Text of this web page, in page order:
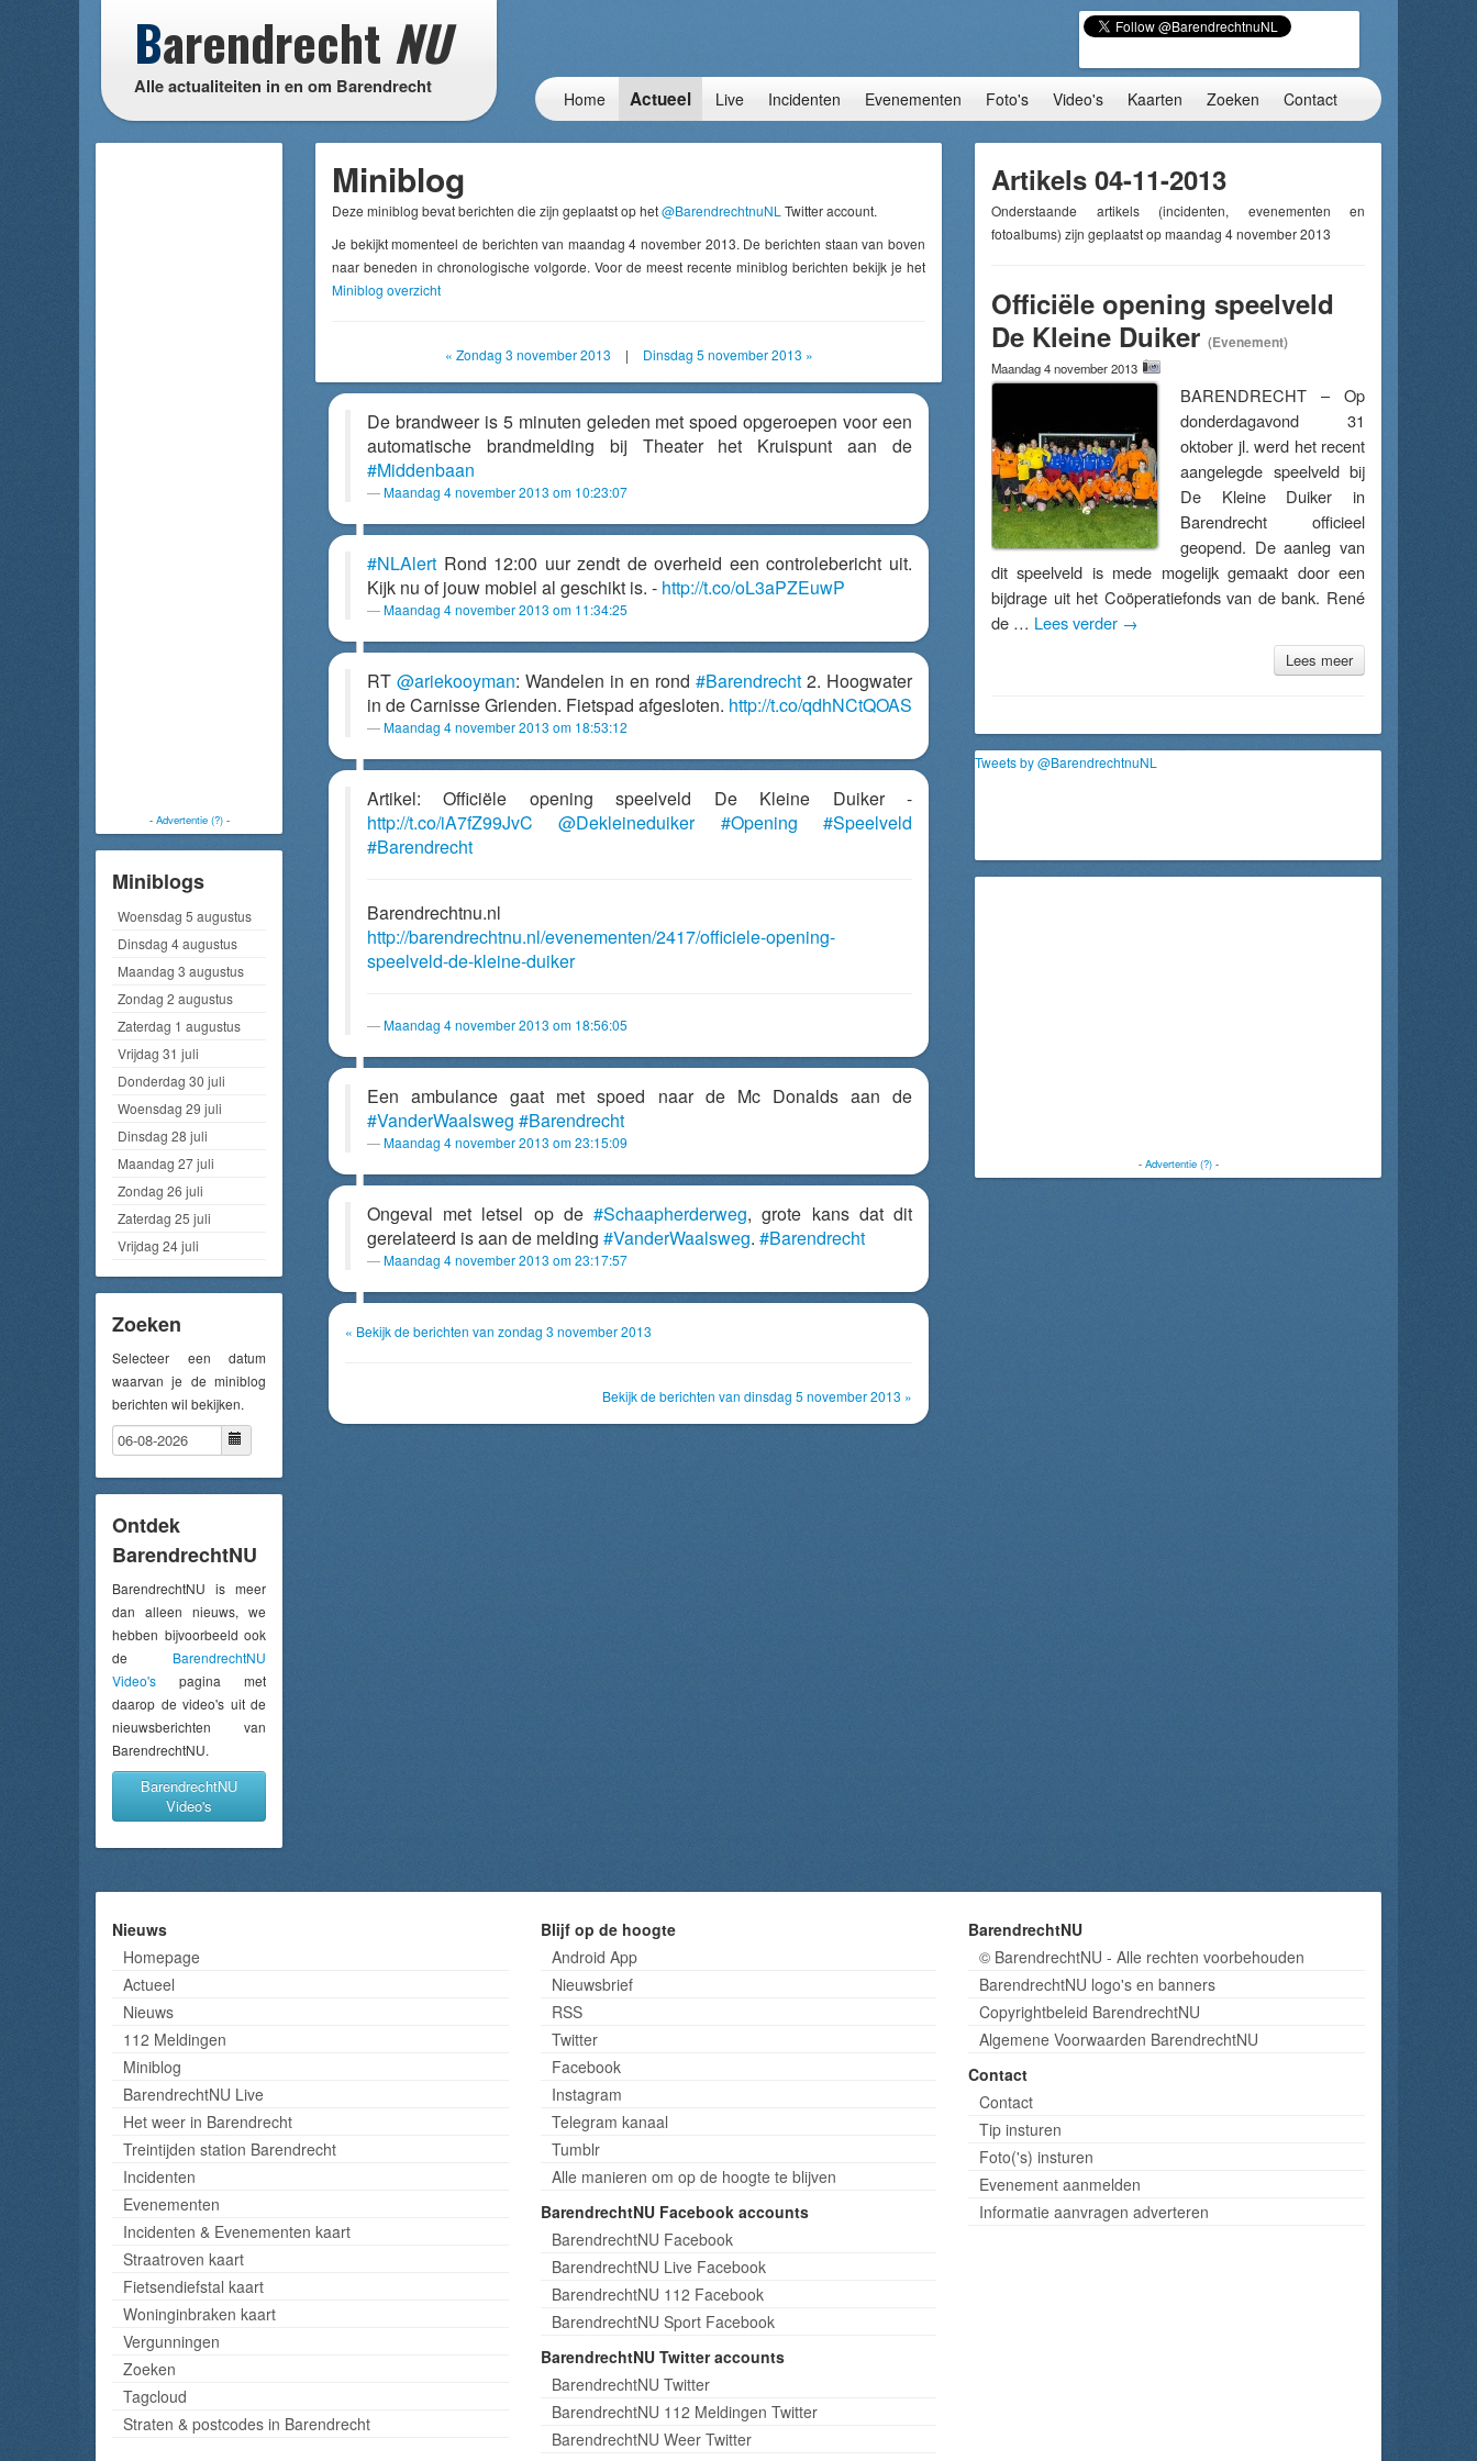
Barendrecht NU
Alle actualiteiten in en om Barendrecht
Home Actueel Live Incidenten Evenementen Foto's Video's Kaarten Zoeken Contact
- Advertentie (?)-
Miniblogs
Woensdag 5 augustus
Dinsdag 4 augustus
Maandag 3 augustus
Zondag 2 augustus
Zaterdag 1 augustus
Vrijdag 31 juli
Donderdag 30 juli
Woensdag 29 juli
Dinsdag 28 juli
Maandag 27 juli
Zondag 26 juli
Zaterdag 25 juli
Vrijdag 24 juli
Zoeken
Selecteer een datum
waarvan je de miniblog
berichten wil bekijken.
Ontdek
BarendrechtNU
BarendrechtNU is meer
dan alleen nieuws, we
hebben bijvoorbeeld ook
de BarendrechtNU
Video's pagina met
daarop de video's uit de
nieuwsberichten van
BarendrechtNU.
BarendrechtNU
Video's
Miniblog
Deze miniblog bevat berichten die zijn geplaatst op het@BarendrechtnuNL Twitter account.
Je bekijkt momenteel de berichten van maandag 4 november 2013. De berichten staan van boven
naar beneden in chronologische volgorde. Voor de meest recente miniblog berichten bekijk je het
Miniblog overzicht
« Zondag 3 november 2013 | Dinsdag 5 november 2013 »
De brandweer is 5 minuten geleden met spoed opgeroepen voor een
automatische brandmelding bij Theater het Kruispunt aan de
#Middenbaan
Maandag 4 november 2013 om 10:23:07
#NLAlert Rond 12:00 uur zendt de overheid een controlebericht uit.
Kijk nu of jouw mobiel al geschikt is. - http://t.co/oL3aPZEuwP
Maandag 4 november 2013 om 11:34:25
RT @ariekooyman: Wandelen in en rond #Barendrecht 2. Hoogwater
in de Carnisse Grienden. Fietspad afgesloten. http://t.co/qdhNCtQOAS
Maandag 4 november 2013 om 18:53:12
Artikel: Officiële opening speelveld De Kleine Duiker -
http://t.co/iA7fZ99JvC
@Dekleineduiker #Opening
#Speelveld
#Barendrecht
Barendrechtnu.nl
http://barendrechtnu.nl/evenementen/2417/officiele-opening-
speelveld-de-kleine-duiker
Maandag 4 november 2013 om 18:56:05
Een ambulance gaat met spoed naar de Mc Donalds aan de
#VanderWaalsweg #Barendrecht
Maandag 4 november 2013 om 23:15:09
Ongeval met letsel op de#Schaapherderweg, grote kans dat dit
gerelateerd is aan de melding #VanderWaalsweg. #Barendrecht
Maandag 4 november 2013 om 23:17:57
« Bekijk de berichten van zondag 3 november 2013
Bekijk de berichten van dinsdag 5 november 2013 »
Artikels 04-11-2013
Onderstaande artikels (incidenten, evenementen en
fotoalbums) zijn geplaatst op maandag 4 november 2013
Officiële opening speelveld
De Kleine Duiker (Evenement)
Maandag 4 november 2013
BARENDRECHT – Op
donderdagavond 31
oktober jl. werd het recent
aangelegde speelveld bij
De Kleine Duiker in
Barendrecht officieel
geopend. De aanleg van
dit speelveld is mede mogelijk gemaakt door een
bijdrage uit het Coöperatiefonds van de bank. René
de … Lees verder →
Lees meer
Tweets by @BarendrechtnuNL
- Advertentie (?)-
Nieuws
Homepage
Actueel
Nieuws
112 Meldingen
Miniblog
BarendrechtNU Live
Het weer in Barendrecht
Treintijden station Barendrecht
Incidenten
Evenementen
Incidenten & Evenementen kaart
Straatroven kaart
Fietsendiefstal kaart
Woninginbraken kaart
Vergunningen
Zoeken
Tagcloud
Straten & postcodes in Barendrecht
Blijf op de hoogte
Android App
Nieuwsbrief
RSS
Twitter
Facebook
Instagram
Telegram kanaal
Tumblr
Alle manieren om op de hoogte te blijven
BarendrechtNU Facebook accounts
BarendrechtNU Facebook
BarendrechtNU Live Facebook
BarendrechtNU 112 Facebook
BarendrechtNU Sport Facebook
BarendrechtNU Twitter accounts
BarendrechtNU Twitter
BarendrechtNU 112 Meldingen Twitter
BarendrechtNU Weer Twitter
BarendrechtNU
© BarendrechtNU - Alle rechten voorbehouden
BarendrechtNU logo's en banners
Copyrightbeleid BarendrechtNU
Algemene Voorwaarden BarendrechtNU
Contact
Contact
Tip insturen
Foto('s) insturen
Evenement aanmelden
Informatie aanvragen adverteren